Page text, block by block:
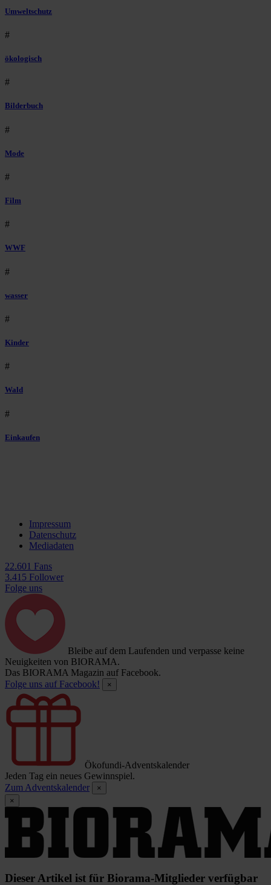
Umweltschutz
#
ökologisch
#
Bilderbuch
#
Mode
#
Film
#
WWF
#
wasser
#
Kinder
#
Wald
#
Einkaufen
Impressum
Datenschutz
Mediadaten
22.601 Fans
3.415 Follower
Folge uns
Bleibe auf dem Laufenden und verpasse keine
Neuigkeiten von BIORAMA.
Das BIORAMA Magazin auf Facebook.
Folge uns auf Facebook!
×
Ökofundi-Adventskalender
Jeden Tag ein neues Gewinnspiel.
Zum Adventskalender
×
×
Dieser Artikel ist für Biorama-Mitglieder verfügbar